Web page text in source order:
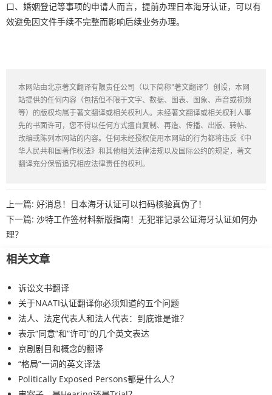
口、婚姻登记等事项的申请人而言，提前办理日本海牙认证，可以有
效避免因文件手续不完整而影响后续业务办理。
本网站由北京著文翻译有限责任公司（以下简称“著文翻译”）创设，本网
站提供的任何内容（包括但不限于文字、数据、图表、图象、声音或视频
等）的版权均属于著文翻译或相关权利人。未经著文翻译或相关权利人事
先的书面许可，您不得以任何方式擅自复制、再造、传播、出版、转帖、
改编或陈列本网站的内容。任何未经授权使用本网站的行为都将违反《中
华人民共和国著作权法》和其他相关法律法规以及国际公约的规定，著文
翻译充分保留追究相应法律责任的权利。
上一篇: 好消息！日本海牙认证可以扫码核验真伪了！
下一篇: 沙特工作签材料新版指南！无犯罪记录公证海牙认证如何办
理？
相关文章
诉讼文书翻译
关于NAATI认证翻译你必须知道的五个问题
法人、法定代表人和法人代表：到底谁是谁？
表示“同意”和“许可”的几个英文表达
京剧剧目和概念的翻译
“格局”一词的英文译法
Politically Exposed Persons都是什么人？